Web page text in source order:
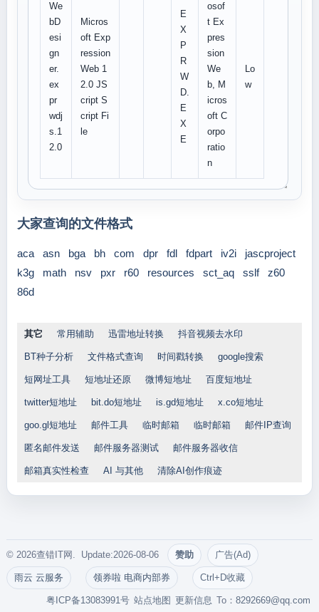
We
bD
esi
gn
er.
ex
pr
wdj
s.1
2.0
Micros
oft Exp
ression
Web 1
2.0 JS
cript S
cript Fi
le
E
X
P
R
W
D.
E
X
E
osof
t Ex
pres
sion
We
b, M
icros
oft C
orpo
ratio
n
Lo
w
大家查询的文件格式
aca asn bga bh com dpr fdl fdpart iv2i
jascproject
k3g
math nsv pxr r60 resources sct_aq sslf
z60
86d
其它 常用辅助 迅雷地址转换 抖音视频去水印
BT种子分析 文件格式查询 时间戳转换 google搜索
短网址工具 短地址还原 微博短地址 百度短地址
twitter短地址 bit.do短地址 is.gd短地址 x.co短地址
goo.gl短地址 邮件工具 临时邮箱 临时邮箱 邮件IP查询
匿名邮件发送 邮件服务器测试 邮件服务器收信
邮箱真实性检查 AI 与其他 清除AI创作痕迹
© 2026查错IT网. Update:2026-08-06 赞助 广告(Ad)
雨云 云服务 领券啦 电商内部券 Ctrl+D收藏
To：8292669@qq.com
更新信息
站点地图
粤ICP备13083991号